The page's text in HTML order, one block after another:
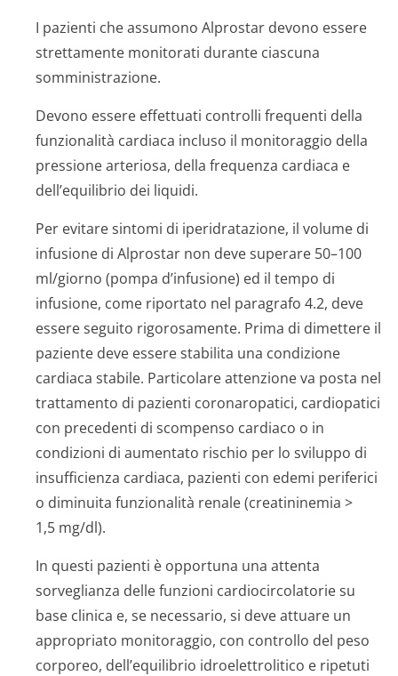
I pazienti che assumono Alprostar devono essere
strettamente monitorati durante ciascuna
somministrazione.
Devono essere effettuati controlli frequenti della
funzionalità cardiaca incluso il monitoraggio della
pressione arteriosa, della frequenza cardiaca e
dell’equilibrio dei liquidi.
Per evitare sintomi di iperidratazione, il volume di
infusione di Alprostar non deve superare 50–100
ml/giorno (pompa d’infusione) ed il tempo di
infusione, come riportato nel paragrafo 4.2, deve
essere seguito rigorosamente. Prima di dimettere il
paziente deve essere stabilita una condizione
cardiaca stabile. Particolare attenzione va posta nel
trattamento di pazienti coronaropatici, cardiopatici
con precedenti di scompenso cardiaco o in
condizioni di aumentato rischio per lo sviluppo di
insufficienza cardiaca, pazienti con edemi periferici
o diminuita funzionalità renale (creatininemia >
1,5 mg/dl).
In questi pazienti è opportuna una attenta
sorveglianza delle funzioni cardiocircolatorie su
base clinica e, se necessario, si deve attuare un
appropriato monitoraggio, con controllo del peso
corporeo, dell’equilibrio idroelettrolitico e ripetuti